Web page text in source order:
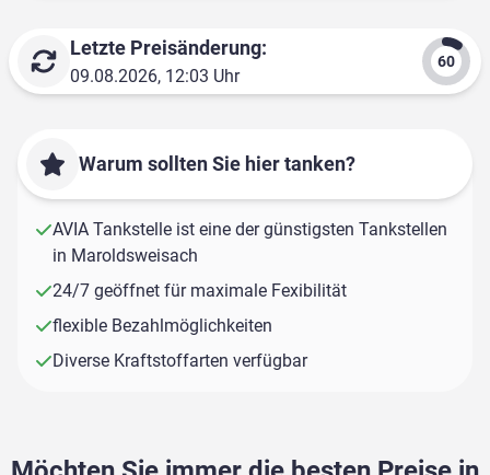
Letzte Preisänderung:
09.08.2026, 12:03 Uhr
Warum sollten Sie hier tanken?
AVIA Tankstelle ist eine der günstigsten Tankstellen
in Maroldsweisach
24/7 geöffnet für maximale Fexibilität
flexible Bezahlmöglichkeiten
Diverse Kraftstoffarten verfügbar